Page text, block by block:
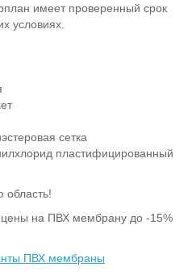
имеет проверенный срок
условиях.
сетка
пластифицированный
область!
на ПВХ мембрану до -15%
ПВХ мембраны